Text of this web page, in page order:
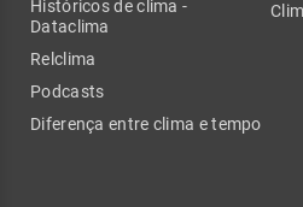
Históricos de clima -
Dataclima
Relclima
Podcasts
Diferença entre clima e tempo